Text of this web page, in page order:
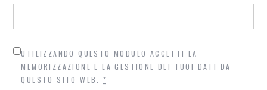
UTILIZZANDO QUESTO MODULO ACCETTI LA
MEMORIZZAZIONE E LA GESTIONE DEI TUOI DATI DA
QUESTO SITO WEB.*